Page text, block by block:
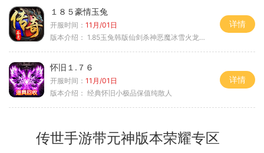
１８５豪情玉兔
开服时间： 11月/01日
版本介绍： 1.85玉兔韩版仙剑杀神恶魔冰雪火龙神器专属
详情
怀旧１.７６
开服时间： 11月/01日
版本介绍： 经典怀旧小极品保值纯散人
详情
传世手游带元神版本荣耀专区